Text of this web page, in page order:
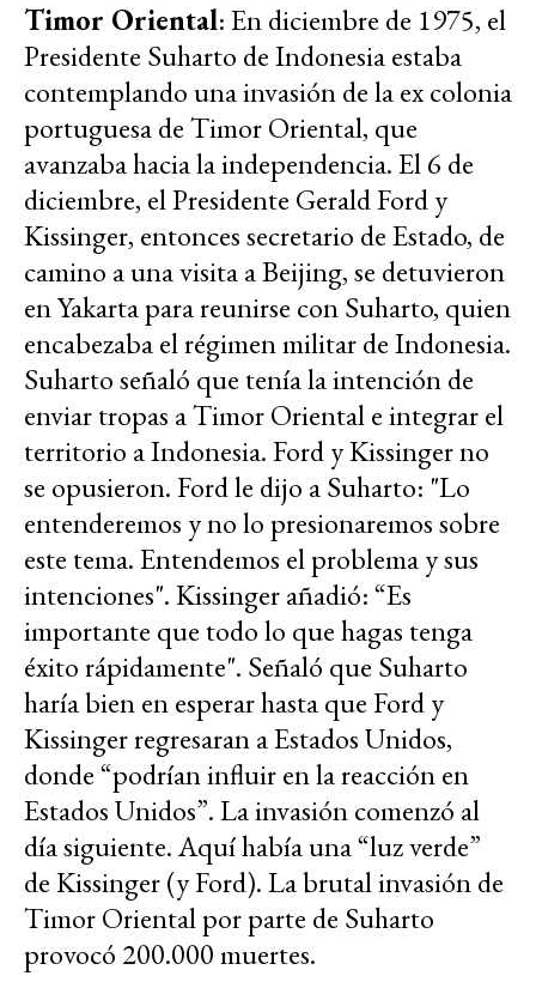
Timor Oriental: En diciembre de 1975, el
Presidente Suharto de Indonesia estaba
contemplando una invasión de la ex colonia
portuguesa de Timor Oriental, que
avanzaba hacia la independencia. El 6 de
diciembre, el Presidente Gerald Ford y
Kissinger, entonces secretario de Estado, de
camino a una visita a Beijing, se detuvieron
en Yakarta para reunirse con Suharto, quien
encabezaba el régimen militar de Indonesia.
Suharto señaló que tenía la intención de
enviar tropas a Timor Oriental e integrar el
territorio a Indonesia. Ford y Kissinger no
se opusieron. Ford le dijo a Suharto: "Lo
entenderemos y no lo presionaremos sobre
este tema. Entendemos el problema y sus
intenciones". Kissinger añadió: “Es
importante que todo lo que hagas tenga
éxito rápidamente". Señaló que Suharto
haría bien en esperar hasta que Ford y
Kissinger regresaran a Estados Unidos,
donde “podrían influir en la reacción en
Estados Unidos”. La invasión comenzó al
día siguiente. Aquí había una “luz verde”
de Kissinger (y Ford). La brutal invasión de
Timor Oriental por parte de Suharto
provocó 200.000 muertes.